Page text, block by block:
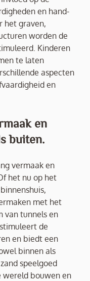
en hand-
het graven,
worden de
Kinderen
te laten
aspecten
en
en
buiten.
vermaak en
het nu op het
met het
van tunnels en
de
en biedt een
binnen als
speelgoed
wereld bouwen en